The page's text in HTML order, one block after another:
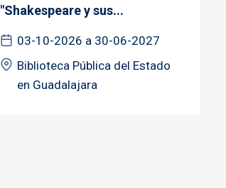
"Shakespeare y sus...
03-10-2026 a 30-06-2027
Biblioteca Pública del Estado
en Guadalajara